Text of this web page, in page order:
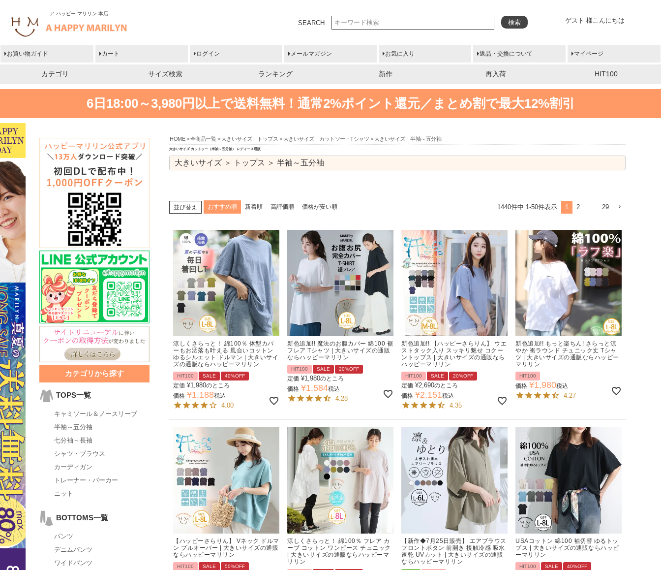
ア ハッピー マリリン 本店
ゲスト 様こんにちは
SEARCH 検索
お買い物ガイド カート ログイン メールマガジン お気に入り 返品・交換について マイページ
カテゴリ サイズ検索 ランキング 新作 再入荷 HIT100
6日18:00～3,980円以上で送料無料！ 通常2%ポイント還元／まとめ割で最大12%割引
カテゴリから探す
TOPS一覧
キャミソール＆ノースリーブ
半袖～五分袖
七分袖～長袖
シャツ・ブラウス
カーディガン
トレーナー・パーカー
ニット
BOTTOMS一覧
パンツ
デニムパンツ
ワイドパンツ
HOME 全商品一覧 大きいサイズ トップス 大きいサイズ カットソー・Tシャツ 大きいサイズ 半袖～五分袖
大きいサイズ カットソー（半袖～五分袖） レディース通販
大きいサイズ ＞ トップス ＞ 半袖～五分袖
並び替え おすすめ順 新着順 高評価順 価格が安い順 1440件中 1-50件表示 1 2 29
涼しくさらっと！ 綿100％ 体型カバ
ーもお洒落も叶える 風合いコットン
ゆるシルエット ドルマン | 大きいサイ
ズの通販ならハッピーマリリン
HIT100 SALE 40%OFF
定価 ¥1,980のところ
価格 ¥1,188税込
4.00
新色追加!! 魔法のお腹カバー 綿100 裾
フレア Tシャツ | 大きいサイズの通販
ならハッピーマリリン
HIT100 SALE 20%OFF
定価 ¥1,980のところ
価格 ¥1,584税込
4.28
新色追加!! 【ハッピーさらりん】 ウエ
ストタック入り スッキリ魅せ コクー
ントップス | 大きいサイズの通販なら
ハッピーマリリン
HIT100 SALE 20%OFF
定価 ¥2,690のところ
価格 ¥2,151税込
4.35
新色追加!! もっと楽ちん! さらっと涼
やか 裾ラウンド チュニック丈 Tシャ
ツ | 大きいサイズの通販ならハッピー
マリリン
HIT100
価格 ¥1,980税込
4.27
【ハッピーさらりん】 Vネック ドルマ
ン プルオーバー | 大きいサイズの通販
ならハッピーマリリン
HIT100 SALE 50%OFF
涼しくさらっと！ 綿100％ フレア カ
ーブ コットン ワンピース チュニック
| 大きいサイズの通販ならハッピーマ
リリン
【新作◆7月25日販売】 エアブラウス
フロントボタン 前開き 接触冷感 吸水
速乾 UVカット | 大きいサイズの通販
ならハッピーマリリン
USAコットン 綿100 袖切替 ゆるトッ
プス | 大きいサイズの通販ならハッピ
ーマリリン
HIT100 SALE 40%OFF